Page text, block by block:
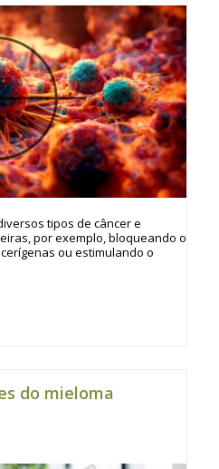
tipos de câncer e
por exemplo, bloqueando o
ou estimulando o
do mieloma